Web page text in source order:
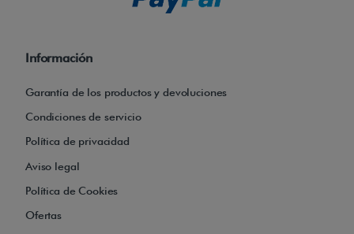
Información
Garantía de los productos y devoluciones
Condiciones de servicio
Política de privacidad
Aviso legal
Política de Cookies
Ofertas